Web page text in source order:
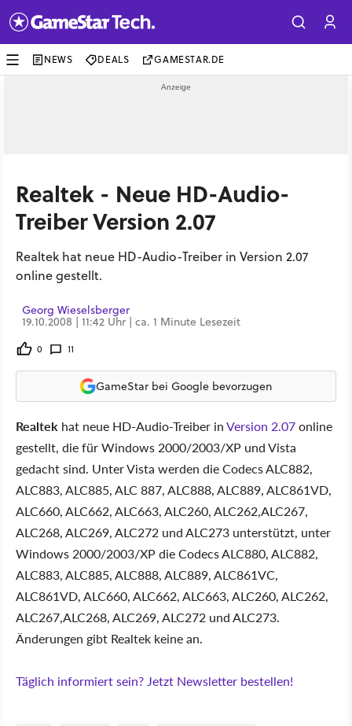
NEWS DEALS GAMESTAR.DE
Realtek - Neue HD-Audio-
Treiber Version 2.07
Realtek hat neue HD-Audio-Treiber in Version 2.07
online gestellt.
Georg Wieselsberger
19.10.2008 | 11:42 Uhr | ca. 1 Minute Lesezeit
0 11
GameStar bei Google bevorzugen
Realtek hat neue HD-Audio-Treiber inVersion 2.07online
gestellt, die für Windows 2000/2003/XP und Vista
gedacht sind. Unter Vista werden die Codecs ALC882,
ALC883, ALC885, ALC 887, ALC888, ALC889, ALC861VD,
ALC660, ALC662, ALC663, ALC260, ALC262,ALC267,
ALC268, ALC269, ALC272 und ALC273 unterstützt, unter
Windows 2000/2003/XP die Codecs ALC880, ALC882,
ALC883, ALC885, ALC888, ALC889, ALC861VC,
ALC861VD, ALC660, ALC662, ALC663, ALC260, ALC262,
ALC267,ALC268, ALC269, ALC272 und ALC273.
Änderungen gibt Realtek keine an.
Täglich informiert sein? Jetzt Newsletter bestellen!